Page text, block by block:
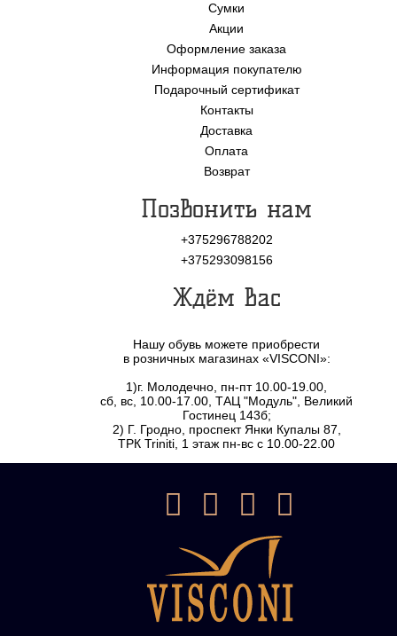
Сумки
Акции
Оформление заказа
Информация покупателю
Подарочный сертификат
Контакты
Доставка
Оплата
Возврат
Позвонить нам
+375296788202
+375293098156
Ждём Вас
Нашу обувь можете приобрести
в розничных магазинах «VISCONI»:
1)г. Молодечно, пн-пт 10.00-19.00,
сб, вс, 10.00-17.00, ТАЦ "Модуль", Великий
Гостинец 143б;
2) Г. Гродно, проспект Янки Купалы 87,
ТРК Triniti, 1 этаж пн-вс с 10.00-22.00